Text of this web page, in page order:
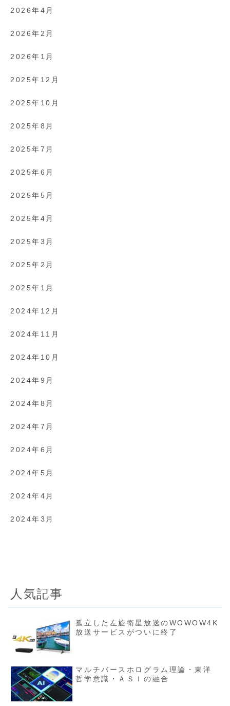
2026年4月
2026年2月
2026年1月
2025年12月
2025年10月
2025年8月
2025年7月
2025年6月
2025年5月
2025年4月
2025年3月
2025年2月
2025年1月
2024年12月
2024年11月
2024年10月
2024年9月
2024年8月
2024年7月
2024年6月
2024年5月
2024年4月
2024年3月
人気記事
孤立した左旋衛星放送のWOWOW4K
放送サービスがついに終了
マルチバースホログラム理論・東洋
哲学意識・ＡＳＩの融合